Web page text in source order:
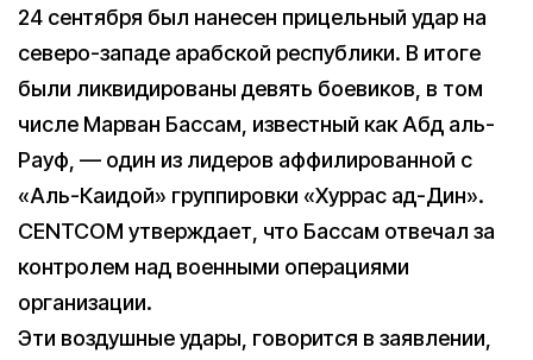
24 сентября был нанесен прицельный удар на
северо-западе арабской республики. В итоге
были ликвидированы девять боевиков, в том
числе Марван Бассам, известный как Абд аль-
Рауф, — один из лидеров аффилированной с
«Аль-Каидой» группировки «Хуррас ад-Дин».
CENTCOM утверждает, что Бассам отвечал за
контролем над военными операциями
организации.
Эти воздушные удары, говорится в заявлении,